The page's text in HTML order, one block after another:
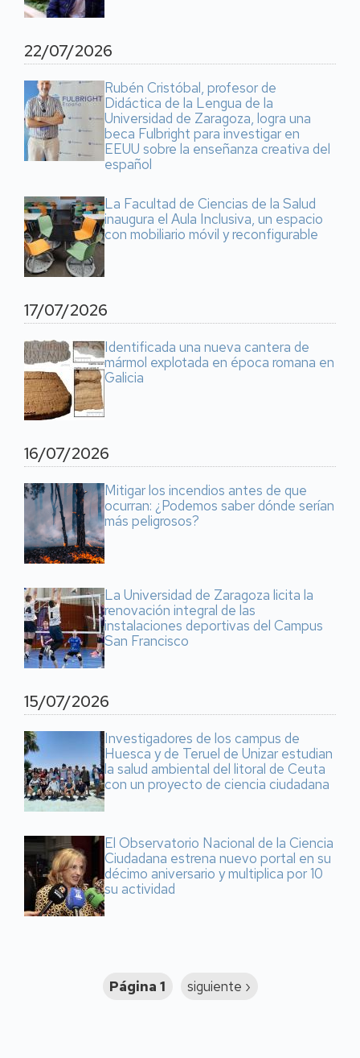
22/07/2026
Rubén Cristóbal, profesor de
Didáctica de la Lengua de la
Universidad de Zaragoza, logra una
beca Fulbright para investigar en
EEUU sobre la enseñanza creativa del
español
La Facultad de Ciencias de la Salud
inaugura el Aula Inclusiva, un espacio
con mobiliario móvil y reconfigurable
17/07/2026
Identificada una nueva cantera de
mármol explotada en época romana en
Galicia
16/07/2026
Mitigar los incendios antes de que
ocurran: ¿Podemos saber dónde serían
más peligrosos?
La Universidad de Zaragoza licita la
renovación integral de las
instalaciones deportivas del Campus
San Francisco
15/07/2026
Investigadores de los campus de
Huesca y de Teruel de Unizar estudian
la salud ambiental del litoral de Ceuta
con un proyecto de ciencia ciudadana
El Observatorio Nacional de la Ciencia
Ciudadana estrena nuevo portal en su
décimo aniversario y multiplica por 10
su actividad
Página 1
Siguiente
siguiente ›